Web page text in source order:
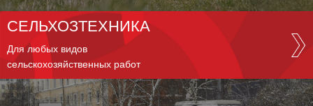
СЕЛЬХОЗТЕХНИКА
Для любых видов
сельскохозяйственных работ